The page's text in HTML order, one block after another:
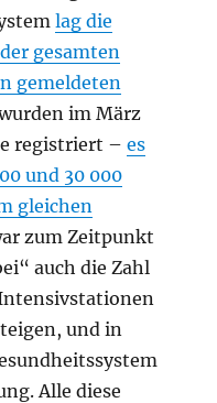
lag die
gesamten
gemeldeten
im März
registriert –es
und 30 000
gleichen
zum Zeitpunkt
auch die Zahl
und in
Alle diese